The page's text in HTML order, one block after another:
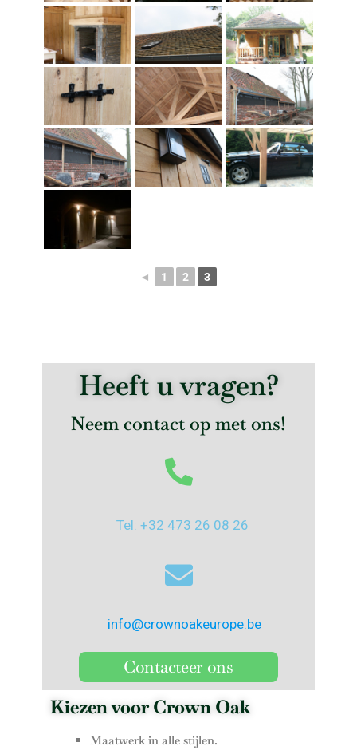
◄ 1 2 3
Heeft u vragen?
Neem contact op met ons!
Tel: +32 473 26 08 26
info@crownoakeurope.be
Contacteer ons
Kiezen voor Crown Oak
Maatwerk in alle stijlen.